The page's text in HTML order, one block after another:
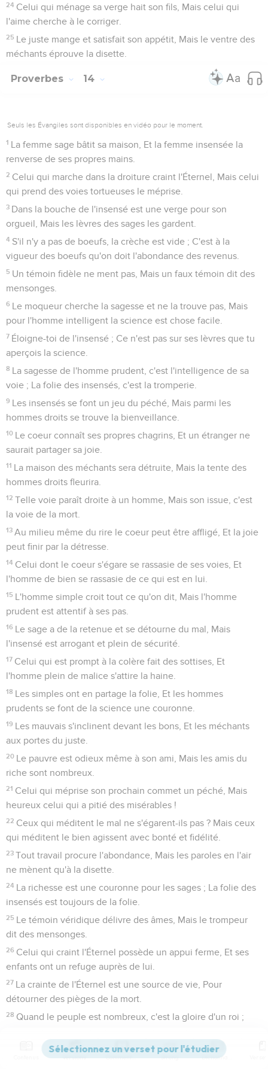
24 Celui qui ménage sa verge hait son fils, Mais celui qui
l'aime cherche à le corriger.
25 Le juste mange et satisfait son appétit, Mais le ventre des
méchants éprouve la disette.
Proverbes 14
Seuls les Évangiles sont disponibles en vidéo pour le moment.
1 La femme sage bâtit sa maison, Et la femme insensée la
renverse de ses propres mains.
2 Celui qui marche dans la droiture craint l'Éternel, Mais celui
qui prend des voies tortueuses le méprise.
3 Dans la bouche de l'insensé est une verge pour son
orgueil, Mais les lèvres des sages les gardent.
4 S'il n'y a pas de boeufs, la crèche est vide ; C'est à la
vigueur des boeufs qu'on doit l'abondance des revenus.
5 Un témoin fidèle ne ment pas, Mais un faux témoin dit des
mensonges.
6 Le moqueur cherche la sagesse et ne la trouve pas, Mais
pour l'homme intelligent la science est chose facile.
7 Éloigne-toi de l'insensé ; Ce n'est pas sur ses lèvres que tu
aperçois la science.
8 La sagesse de l'homme prudent, c'est l'intelligence de sa
voie ; La folie des insensés, c'est la tromperie.
9 Les insensés se font un jeu du péché, Mais parmi les
hommes droits se trouve la bienveillance.
10 Le coeur connaît ses propres chagrins, Et un étranger ne
saurait partager sa joie.
11 La maison des méchants sera détruite, Mais la tente des
hommes droits fleurira.
12 Telle voie paraît droite à un homme, Mais son issue, c'est
la voie de la mort.
13 Au milieu même du rire le coeur peut être affligé, Et la joie
peut finir par la détresse.
14 Celui dont le coeur s'égare se rassasie de ses voies, Et
l'homme de bien se rassasie de ce qui est en lui.
15 L'homme simple croit tout ce qu'on dit, Mais l'homme
prudent est attentif à ses pas.
16 Le sage a de la retenue et se détourne du mal, Mais
l'insensé est arrogant et plein de sécurité.
17 Celui qui est prompt à la colère fait des sottises, Et
l'homme plein de malice s'attire la haine.
18 Les simples ont en partage la folie, Et les hommes
prudents se font de la science une couronne.
19 Les mauvais s'inclinent devant les bons, Et les méchants
aux portes du juste.
20 Le pauvre est odieux même à son ami, Mais les amis du
riche sont nombreux.
21 Celui qui méprise son prochain commet un péché, Mais
heureux celui qui a pitié des misérables !
22 Ceux qui méditent le mal ne s'égarent-ils pas ? Mais ceux
qui méditent le bien agissent avec bonté et fidélité.
23 Tout travail procure l'abondance, Mais les paroles en l'air
ne mènent qu'à la disette.
24 La richesse est une couronne pour les sages ; La folie des
insensés est toujours de la folie.
25 Le témoin véridique délivre des âmes, Mais le trompeur
dit des mensonges.
26 Celui qui craint l'Éternel possède un appui ferme, Et ses
enfants ont un refuge auprès de lui.
27 La crainte de l'Éternel est une source de vie, Pour
détourner des pièges de la mort.
28 Quand le peuple est nombreux, c'est la gloire d'un roi ;
Celui qui est lent à la colère a une grande intelligence,
Versions Commentaires Strong